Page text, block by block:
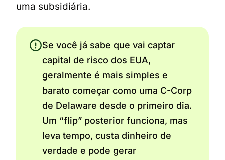
uma subsidiária.
Se você já sabe que vai captar
capital de risco dos EUA,
geralmente é mais simples e
barato começar como uma C-Corp
de Delaware desde o primeiro dia.
Um “flip” posterior funciona, mas
leva tempo, custa dinheiro de
verdade e pode gerar